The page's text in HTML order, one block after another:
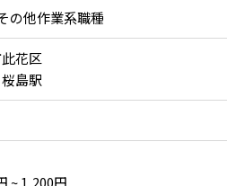
の他作業系職種
花区
【最寄り駅】 桜島駅
~ 1,200円